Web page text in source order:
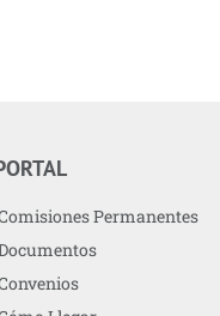
Permanentes